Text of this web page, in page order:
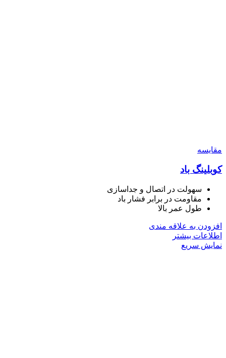
مقايسه
کوبلینگ باد
سهولت در اتصال و جداسازی
مقاومت در برابر فشار باد
طول عمر بالا
افزودن به علاقه مندی
اطلاعات بیشتر
نمایش سریع